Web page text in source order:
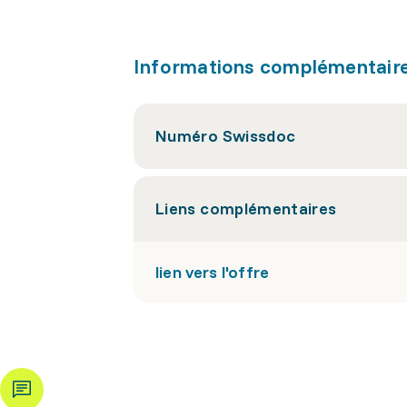
Informations
Numéro Swissdoc
Liens complémentaires
lien vers l'offre